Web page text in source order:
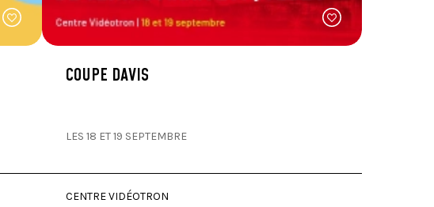
COUPE DAVIS
LES 18 ET 19 SEPTEMBRE
CENTRE VIDÉOTRON